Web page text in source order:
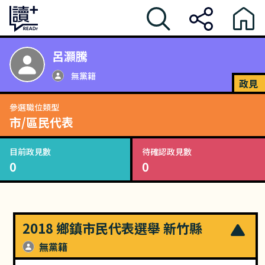
呂灝騰
無黨籍
政見
參選職位類型
市/區民代表
目前政見數
0
待確認政見數
0
2018 鄉鎮市民代表選舉 新竹縣
無黨籍